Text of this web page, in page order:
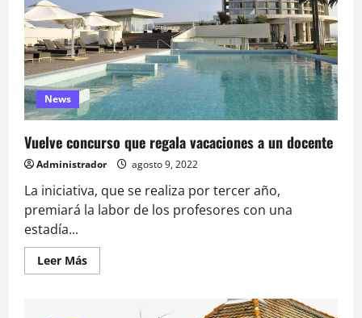
mordió
a
menor
de
1
año
en
Puente
Alto
News
Vuelve concurso que regala vacaciones a un docente
Administrador agosto 9, 2022
La iniciativa, que se realiza por tercer año,
premiará la labor de los profesores con una
estadía...
Leer MásLeer
más